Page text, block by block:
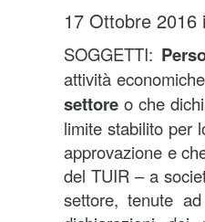
17 Ottobre 2016
SOGGETTI:
attività
settore o che
limite stabilito per
approvazione e
del TUIR – a
settore, tenute